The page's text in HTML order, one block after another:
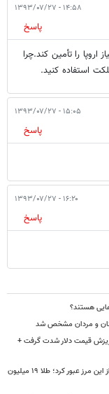
۱۴:۵۸ - ۱۳۹۳/۰۷/۲۷
پاسخ
اروپا را تأمین کند.چرا
استفاده کنید.
۱۵:۰۵ - ۱۳۹۳/۰۷/۲۷
پاسخ
۱۶:۲۰ - ۱۳۹۳/۰۷/۲۷
پاسخ
هستند؟
زنان و مردان مشخص شد
دلار، یورو و سایر ارزها امروز ۱۷ مردادماه ۱۴۰۵/ ریزش قیمت دلار شدت گرفت +
قیمت جدید طلا و سکه امروز ۱۷ مردادماه ۱۴۰۵/ سکه دوباره از این مرز عبور کرد؛ طلا ۱۹ میلیون